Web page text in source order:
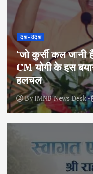
देश-विदेश
‘जो कुर्सी कल
CM योगी के इस
हलचल
ByIMNB News Desk